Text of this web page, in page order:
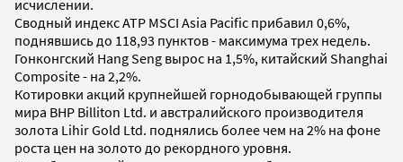
исчислении.
Сводный индекс АТР MSCI Asia Pacific прибавил 0,6%,
поднявшись до 118,93 пунктов - максимума трех недель.
Гонконгский Hang Seng вырос на 1,5%, китайский Shanghai
Composite - на 2,2%.
Котировки акций крупнейшей горнодобывающей группы
мира BHP Billiton Ltd. и австралийского производителя
золота Lihir Gold Ltd. поднялись более чем на 2% на фоне
роста цен на золото до рекордного уровня.